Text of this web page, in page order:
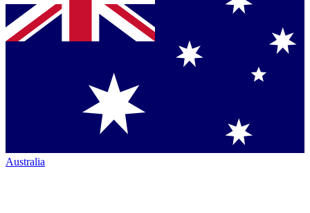
Australia